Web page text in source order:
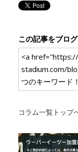
この記事をブロ
<a
stadium.com/
つのキーワード
コラム一覧トップ